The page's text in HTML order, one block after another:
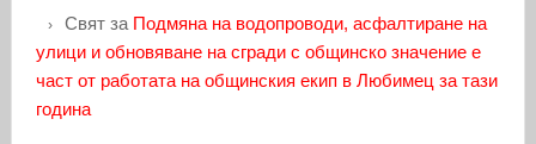
Святза Подмяна на водопроводи, асфалтиране на
улици и обновяване на сгради с общинско значение е
част от работата на общинския екип в Любимец за тази
година